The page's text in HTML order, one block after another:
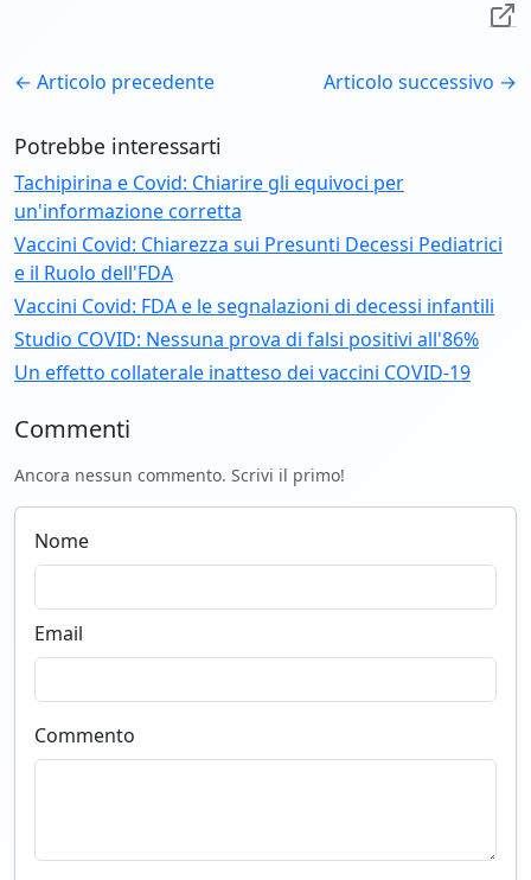
← Articolo precedente Articolo successivo →
Potrebbe interessarti
Tachipirina e Covid: Chiarire gli equivoci per
un'informazione corretta
Vaccini Covid: Chiarezza sui Presunti Decessi Pediatrici
e il Ruolo dell'FDA
Vaccini Covid: FDA e le segnalazioni di decessi infantili
Studio COVID: Nessuna prova di falsi positivi all'86%
Un effetto collaterale inatteso dei vaccini COVID-19
Commenti
Ancora nessun commento. Scrivi il primo!
Nome
Email
Commento